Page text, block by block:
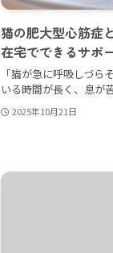
猫の肥大型心筋症
在宅でできるサポ
「猫が急に呼吸しづら
いる時間が長く、息が
2025年10月21日